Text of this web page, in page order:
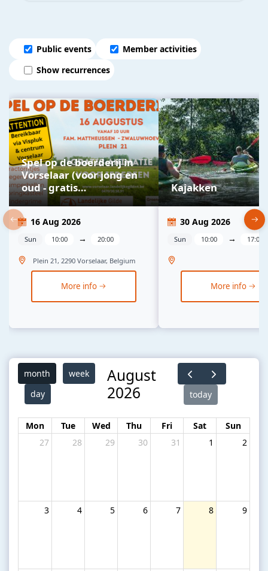
Public events
Member activities
Show recurrences
Spel op de boerderij in
Vorselaar (voor jong en
oud - gratis
kinderanimatie)
16 Aug 2026
Sun 10:00 → 20:00
Plein 21, 2290 Vorselaar, Belgium
More info
Kajakken
30 Aug 2026
Sun 10:00 → 17:00
More info
month
week
day
August
2026
today
Mon Tue Wed Thu Fri Sat
Sun
27
28 29 30 31 1 2
3 4 5 6 7 8 9